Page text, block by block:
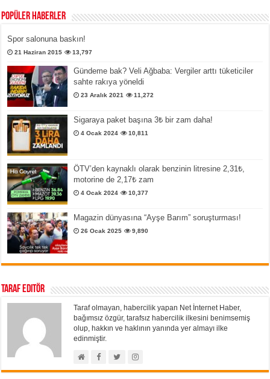
Popüler Haberler
Spor salonuna baskın!
21 Haziran 2015 13,797
Gündeme bak? Veli Ağbaba: Vergiler arttı tüketiciler
sahte rakıya yöneldi
23 Aralık 2021 11,272
Sigaraya paket başına 3₺ bir zam daha!
4 Ocak 2024 10,811
ÖTV’den kaynaklı olarak benzinin litresine 2,31₺,
motorine de 2,17₺ zam
4 Ocak 2024 10,377
Magazin dünyasına “Ayşe Barım” soruşturması!
26 Ocak 2025 9,890
Taraf Editör
Taraf olmayan, habercilik yapan Net İnternet Haber,
bağımsız özgür, tarafsız habercilik ilkesini benimsemiş
olup, hakkın ve haklının yanında yer almayı ilke
edinmiştir.